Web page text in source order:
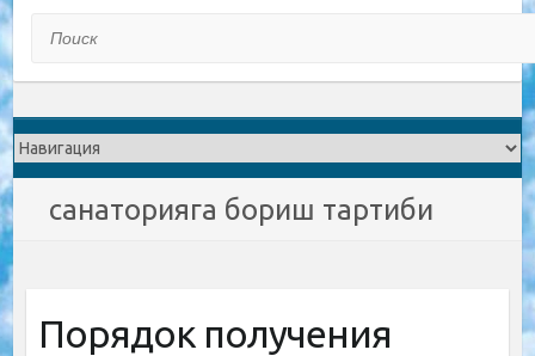
санаторияга бориш тартиби
Порядок получения